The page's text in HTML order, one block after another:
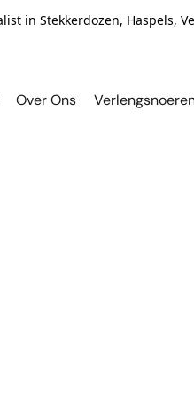
in Stekkerdozen, Haspels,
Over Ons